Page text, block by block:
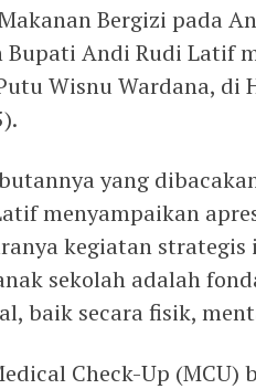
Bergizi pada
Bupati Andi Rudi Latif
Wisnu Wardana, di
yang
menyampaikan
kegiatan
sekolah adalah
baik secara fisik,
Check-Up